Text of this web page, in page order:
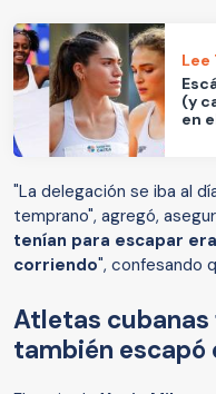
Lee
(y
en
"La delegación se iba al
temprano", agregó,
tenían para escapar
corriendo", confesando
Atletas cubanas
también escapó